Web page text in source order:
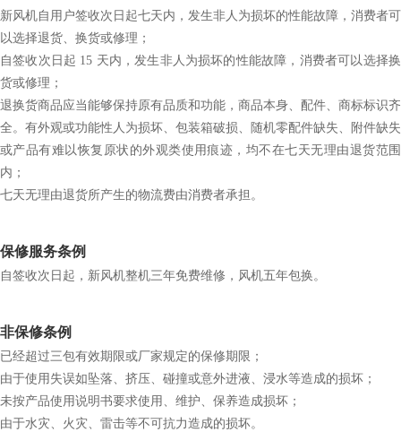
新风机自用户签收次日起七天内，发生非人为损坏的性能故障，消费者可
以选择退货、换货或修理；
自签收次日起 15 天内，发生非人为损坏的性能故障，消费者可以选择换
货或修理；
退换货商品应当能够保持原有品质和功能，商品本身、配件、商标标识齐
全。有外观或功能性人为损坏、包装箱破损、随机零配件缺失、附件缺失
或产品有难以恢复原状的外观类使用痕迹，均不在七天无理由退货范围
内；
七天无理由退货所产生的物流费由消费者承担。
保修服务条例
自签收次日起，新风机整机三年免费维修，风机五年包换。
非保修条例
已经超过三包有效期限或厂家规定的保修期限；
由于使用失误如坠落、挤压、碰撞或意外进液、浸水等造成的损坏；
未按产品使用说明书要求使用、维护、保养造成损坏；
由于水灾、火灾、雷击等不可抗力造成的损坏。